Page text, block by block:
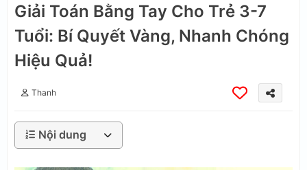
Giải Toán Bằng Tay Cho Trẻ 3-7
Tuổi: Bí Quyết Vàng, Nhanh Chóng
Hiệu Quả!
Thanh
Nội dung